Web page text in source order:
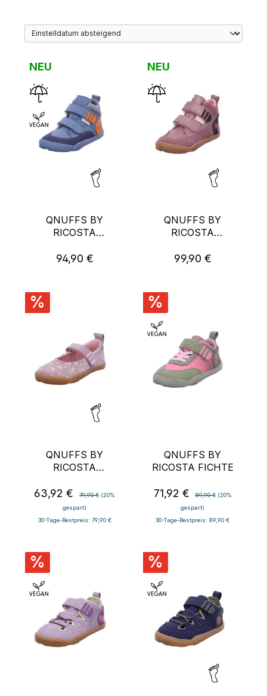
NEU
QNUFFS BY
RICOSTA
Regulärer Preis:
94,90 €
NEU
QNUFFS BY
RICOSTA
Regulärer Preis:
99,90 €
%
QNUFFS BY
RICOSTA
Verkaufspreis:
63,92 € Regulärer Preis:
79,90 € (20%
gespart)
30-Tage-Bestpreis: 79,90 €
%
QNUFFS BY
RICOSTA FICHTE
Verkaufspreis:
71,92 € Regulärer Preis:
89,90 € (20%
gespart)
30-Tage-Bestpreis: 89,90 €
% %